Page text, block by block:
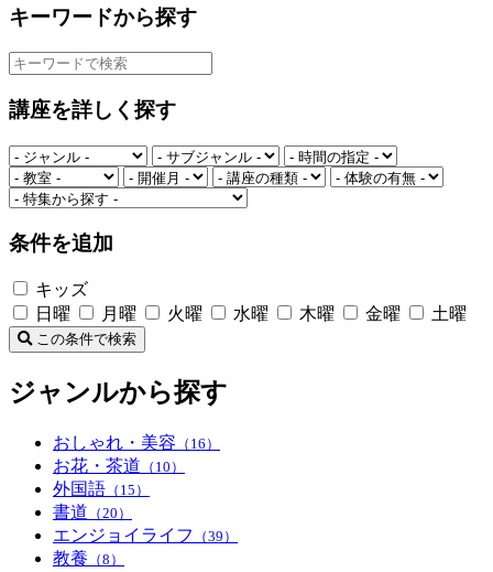
キーワードから探す
講座を詳しく探す
条件を追加
キッズ
日曜
月曜 火曜 水曜 木曜 金曜 土曜
この条件で検索
ジャンルから探す
おしゃれ・美容 （16）
お花・茶道 （10）
外国語 （15）
書道 （20）
エンジョイライフ （39）
教養 （8）